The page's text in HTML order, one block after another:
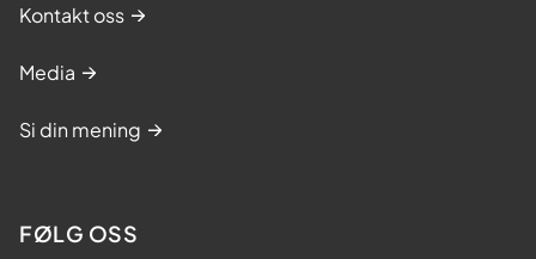
Kontakt oss
Media
Si din mening
FØLG OSS